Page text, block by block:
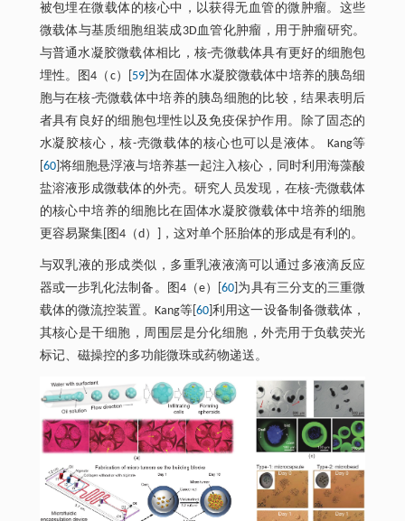
被包埋在微载体的核心中，以获得无血管的微肿瘤。这些
微载体与基质细胞组装成3D血管化肿瘤，用于肿瘤研究。
与普通水凝胶微载体相比，核-壳微载体具有更好的细胞包
埋性。图4（c）[ 59]为在固体水凝胶微载体中培养的胰岛细
胞与在核-壳微载体中培养的胰岛细胞的比较，结果表明后
者具有良好的细胞包埋性以及免疫保护作用。除了固态的
水凝胶核心，核-壳微载体的核心也可以是液体。 Kang等
60]将细胞悬浮液与培养基一起注入核心，同时利用海藻酸
盐溶液形成微载体的外壳。研究人员发现，在核-壳微载体
的核心中培养的细胞比在固体水凝胶微载体中培养的细胞
更容易聚集[图4（d）]，这对单个胚胎体的形成是有利的。
与双乳液的形成类似，多重乳液液滴可以通过多液滴反应
器或一步乳化法制备。图4（e）[60 ]为具有三分支的三重微
载体的微流控装置。Kang等[ 60]利用这一设备制备微载体，
其核心是干细胞，周围层是分化细胞，外壳用于负载荧光
标记、磁操控的多功能微珠或药物递送。